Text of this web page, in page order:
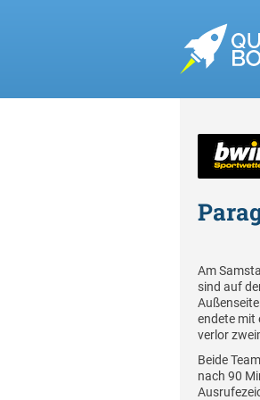
Am
sind auf
endete mit
verlor
Beide
nach 90